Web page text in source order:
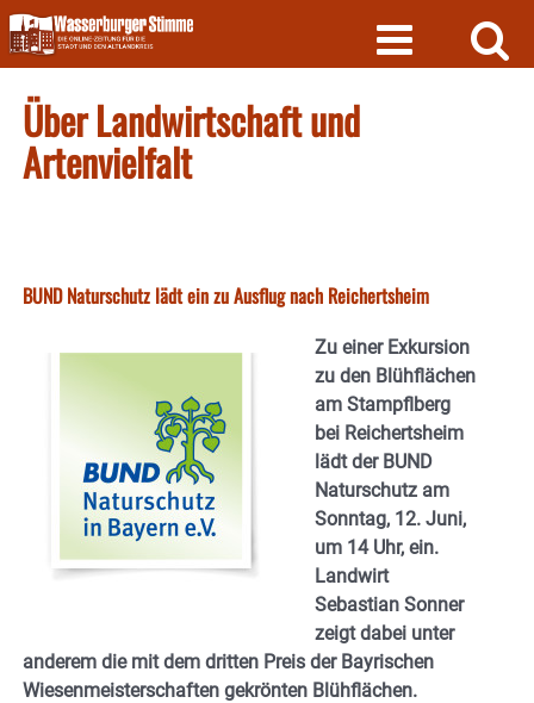
Skip
to
content
Über Landwirtschaft und
Artenvielfalt
BUND Naturschutz lädt ein zu Ausflug nach Reichertsheim
Zu einer Exkursion
zu den Blühflächen
am Stampflberg
bei Reichertsheim
lädt der BUND
Naturschutz am
Sonntag, 12. Juni,
um 14 Uhr, ein.
Landwirt
Sebastian Sonner
zeigt dabei unter
anderem die mit dem dritten Preis der Bayrischen
Wiesenmeisterschaften gekrönten Blühflächen.